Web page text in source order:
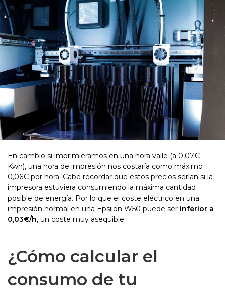
En cambio si imprimiéramos en una hora valle (a 0,07€
Kwh), una hora de impresión nos costaría como máximo
0,06€ por hora. Cabe recordar que estos precios serían si la
impresora estuviera consumiendo la máxima cantidad
posible de energía. Por lo que el coste eléctrico en una
impresión normal en una Epsilon W50 puede ser inferior a
0,03€/h, un coste muy asequible.
¿Cómo calcular el
consumo de tu